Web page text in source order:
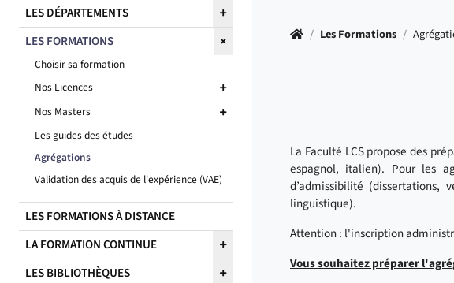
LES DÉPARTEMENTS
LES FORMATIONS
Choisir sa formation
Nos Licences
Nos Masters
Les guides des études
Agrégations
Validation des acquis de l'expérience (VAE)
LES FORMATIONS À DISTANCE
LA FORMATION CONTINUE
LES BIBLIOTHÈQUES
Accueil
/ Les Formations /
La Faculté LCS propose des
espagnol, italien). Pour les
d’admissibilité
linguistique).
Attention : l'inscription
Vous souhaitez préparer